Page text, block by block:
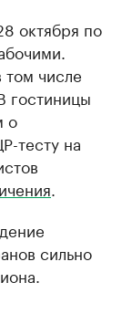
октября по
том числе
гостиницы
о
тесту на
сильно